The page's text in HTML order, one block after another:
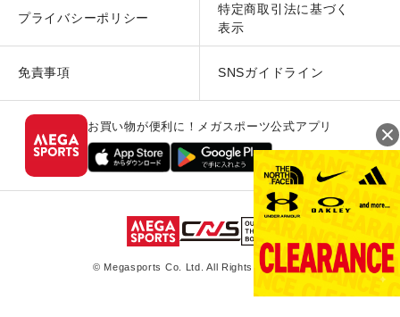
プライバシーポリシー
特定商取引法に基づく
表示
免責事項 SNSガイドライン
お買い物が便利に！メガスポーツ公式アプリ
© Megasports Co. Ltd. All Rights Reserved.